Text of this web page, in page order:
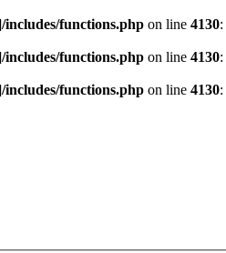
includes/functions.php on line 4130:
includes/functions.php on line 4130:
includes/functions.php on line 4130: